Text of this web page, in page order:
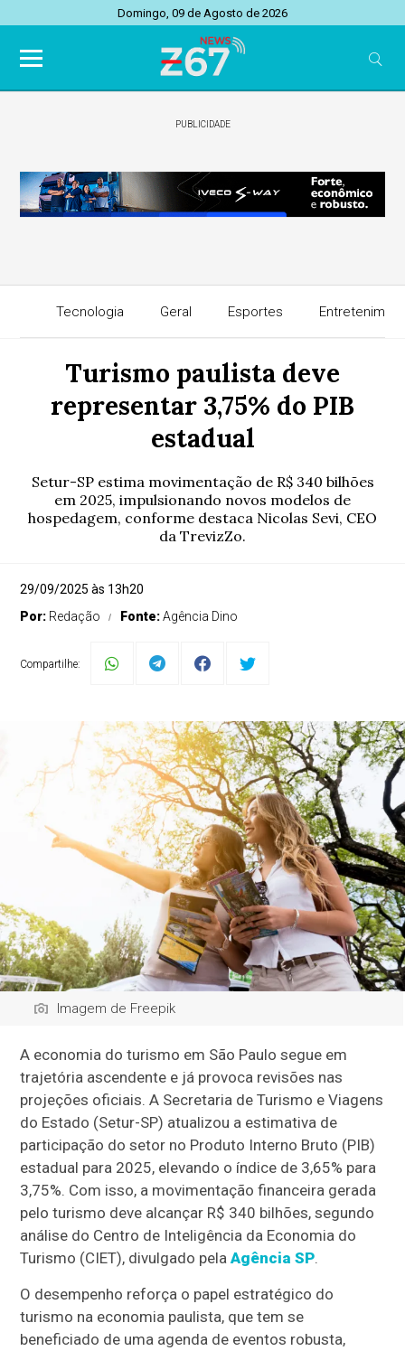
Domingo, 09 de Agosto de 2026
PUBLICIDADE
Tecnologia Geral Esportes
Turismo paulista deve
representar 3,75% do PIB
estadual
Setur-SP estima movimentação de R$ 340 bilhões
em 2025, impulsionando novos modelos de
hospedagem, conforme destaca Nicolas Sevi, CEO
da TrevizZo.
29/09/2025 às 13h20
Por: Redação Fonte:Agência Dino
Compartilhe:
Imagem de Freepik
A economia do turismo em São Paulo segue em
trajetória ascendente e já provoca revisões nas
projeções oficiais. A Secretaria de Turismo e Viagens
do Estado (Setur-SP) atualizou a estimativa de
participação do setor no Produto Interno Bruto (PIB)
estadual para 2025, elevando o índice de 3,65% para
3,75%. Com isso, a movimentação financeira gerada
pelo turismo deve alcançar R$ 340 bilhões, segundo
análise do Centro de Inteligência da Economia do
Turismo (CIET), divulgado pelaAgência SP.
O desempenho reforça o papel estratégico do
turismo na economia paulista, que tem se
beneficiado de uma agenda de eventos robusta,